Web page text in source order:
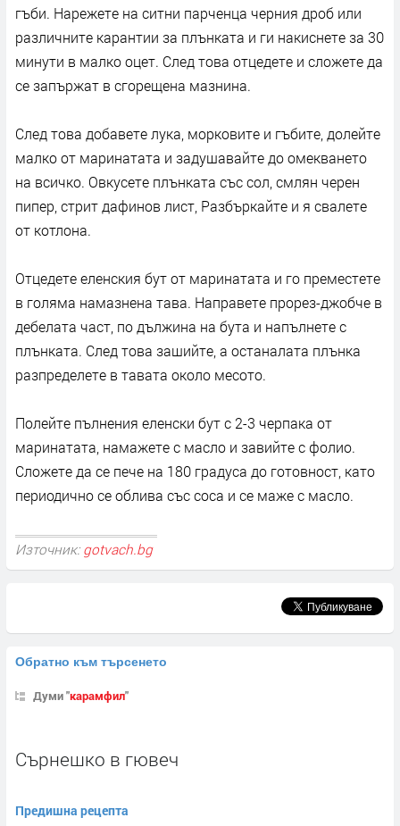
гъби. Нарежете на ситни парченца черния дроб или
различните карантии за плънката и ги накиснете за 30
минути в малко оцет. След това отцедете и сложете да
се запържат в сгорещена мазнина.
След това добавете лука, морковите и гъбите, долейте
малко от маринатата и задушавайте до омекването
на всичко. Овкусете плънката със сол, смлян черен
пипер, стрит дафинов лист, Разбъркайте и я свалете
от котлона.
Отцедете еленския бут от маринатата и го преместете
в голяма намазнена тава. Направете прорез-джобче в
дебелата част, по дължина на бута и напълнете с
плънката. След това зашийте, а останалата плънка
разпределете в тавата около месото.
Полейте пълнения еленски бут с 2-3 черпака от
маринатата, намажете с масло и завийте с фолио.
Сложете да се пече на 180 градуса до готовност, като
периодично се облива със соса и се маже с масло.
Източник: gotvach.bg
Обратно към търсенето
Думи "карамфил"
Сърнешко в гювеч
Предишна рецепта